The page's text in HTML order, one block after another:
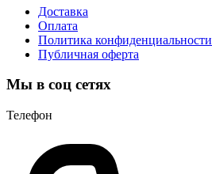
Доставка
Оплата
Политика конфиденциальности
Публичная оферта
Мы в соц сетях
Телефон